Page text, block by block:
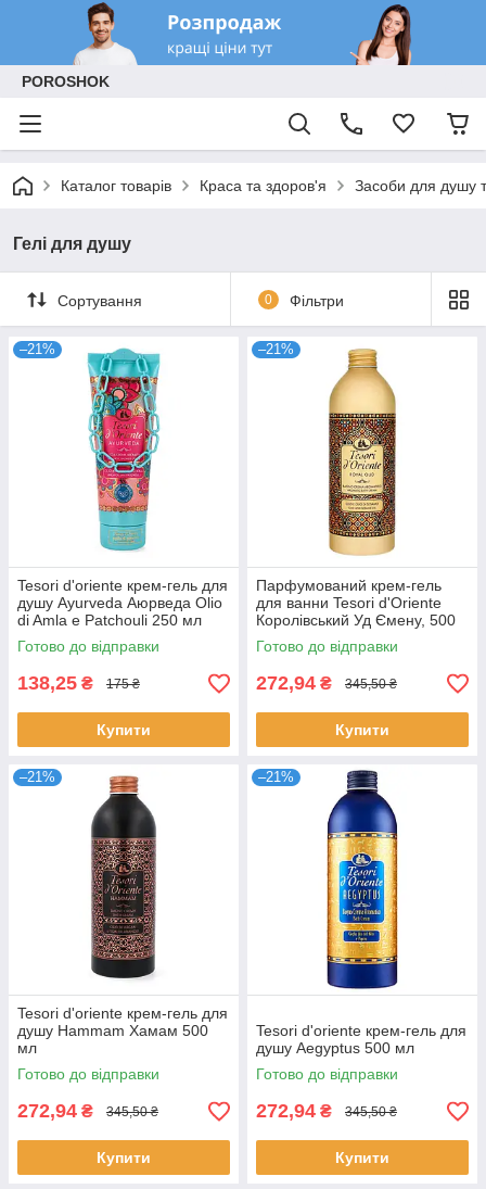
POROSHOK
Каталог товарів Краса та здоров'я Засоби для душу
Гелі для душу
Сортування 0 Фільтри
–21%
Tesori d'oriente крем-гель для
душу Ayurveda Аюрведа Olio
di Amla e Patchouli 250 мл
Готово до відправки
138,25 ₴ 175 ₴
Купити
–21%
Парфумований крем-гель
для ванни Tesori d'Oriente
Королівський Уд Ємену, 500
мл
Готово до відправки
272,94 ₴ 345,50 ₴
Купити
–21%
Tesori d'oriente крем-гель для
душу Hammam Хамам 500
мл
Готово до відправки
272,94 ₴ 345,50 ₴
Купити
–21%
Tesori d'oriente крем-гель для
душу Aegyptus 500 мл
Готово до відправки
272,94 ₴ 345,50 ₴
Купити